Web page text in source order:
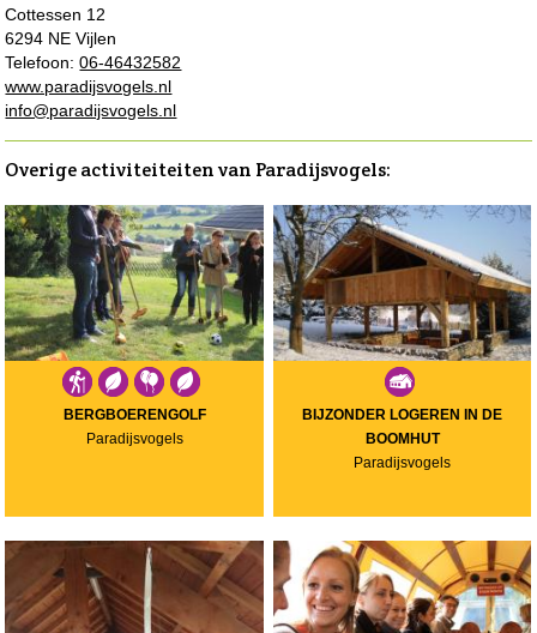
Cottessen 12
6294 NE Vijlen
Telefoon:06-46432582
www.paradijsvogels.nl
info@paradijsvogels.nl
Overige activiteiteiten van Paradijsvogels:
BERGBOERENGOLF
Paradijsvogels
BIJZONDER LOGEREN IN DE
BOOMHUT
Paradijsvogels